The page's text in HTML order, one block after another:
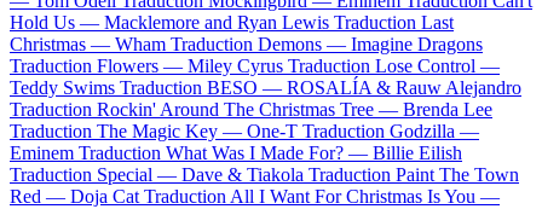
Hold Us — Macklemore and Ryan Lewis Traduction Last
Christmas — Wham Traduction Demons — Imagine Dragons
Traduction Flowers — Miley Cyrus Traduction Lose Control —
Teddy Swims Traduction BESO — ROSALÍA & Rauw Alejandro
Traduction Rockin' Around The Christmas Tree — Brenda Lee
Traduction The Magic Key — One-T Traduction Godzilla —
Eminem Traduction What Was I Made For? — Billie Eilish
Traduction Special — Dave & Tiakola Traduction Paint The Town
Red — Doja Cat Traduction All I Want For Christmas Is You —